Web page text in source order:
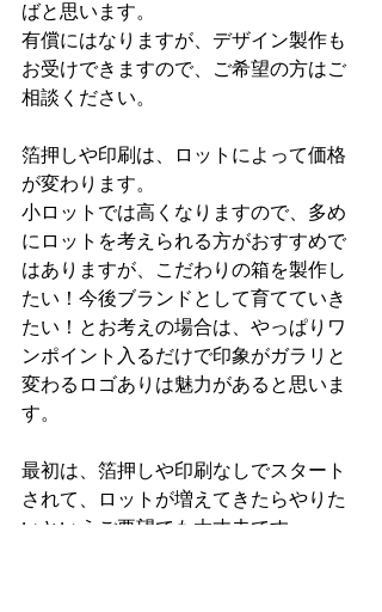
ばと思います。
有償にはなりますが、デザイン製作も
お受けできますので、ご希望の方はご
相談ください。
箔押しや印刷は、ロットによって価格
が変わります。
小ロットでは高くなりますので、多め
にロットを考えられる方がおすすめで
はありますが、こだわりの箱を製作し
たい！今後ブランドとして育てていき
たい！とお考えの場合は、やっぱりワ
ンポイント入るだけで印象がガラリと
変わるロゴありは魅力があると思いま
す。
最初は、箔押しや印刷なしでスタート
されて、ロットが増えてきたらやりた
いというご要望でも大丈夫です。